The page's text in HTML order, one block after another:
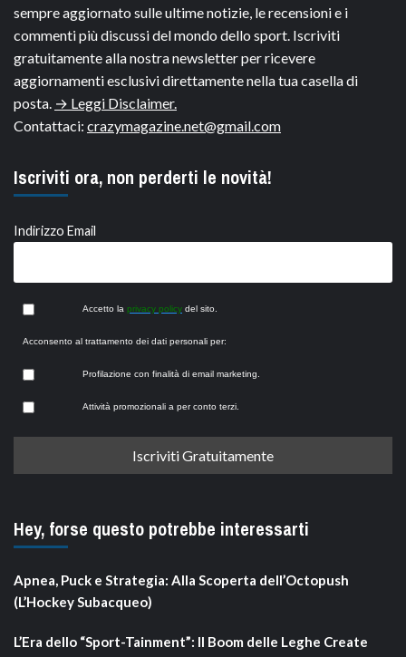
sempre aggiornato sulle ultime notizie, le recensioni e i
commenti più discussi del mondo dello sport. Iscriviti
gratuitamente alla nostra newsletter per ricevere
aggiornamenti esclusivi direttamente nella tua casella di
posta. → Leggi Disclaimer.
Contattaci: crazymagazine.net@gmail.com
Iscriviti ora, non perderti le novità!
Indirizzo Email
Accetto la privacy policy del sito.
Acconsento al trattamento dei dati personali per:
Profilazione con finalità di email marketing.
Attività promozionali a per conto terzi.
Hey, forse questo potrebbe interessarti
Apnea, Puck e Strategia: Alla Scoperta dell’Octopush
(L’Hockey Subacqueo)
L’Era dello “Sport-Tainment”: Il Boom delle Leghe Create